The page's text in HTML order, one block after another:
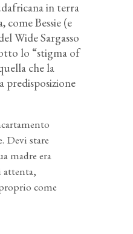
in terra
come Bessie (e
Wide Sargasso
lo “stigma of
che la
predisposizione
Devi stare
madre era
attenta,
come